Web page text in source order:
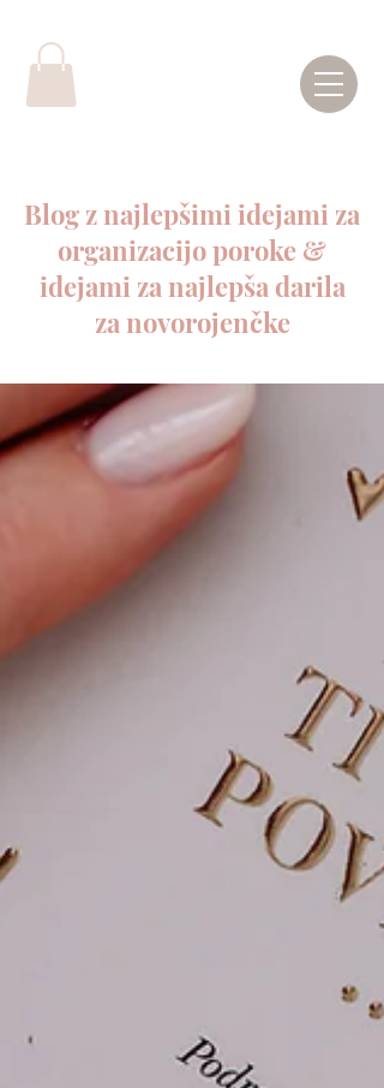
Blog z najlepšimi idejami za
organizacijo poroke &
idejami za najlepša darila
za novorojenčke